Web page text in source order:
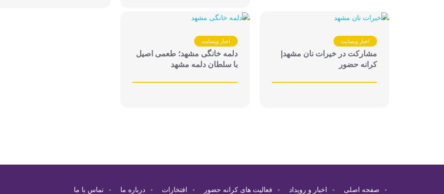
اخبار وبسایت
مشارکت در خیرات نان مشهد|
کرانه حضور
اخبار وبسایت
دلمه خانگی مشهد؛ طعمی اصیل
با سلطان دلمه مشهد
صفحه اصلی اخبار و رویداد فعالیت های کرانه حضور افتخارات درباره ما تماس با ما